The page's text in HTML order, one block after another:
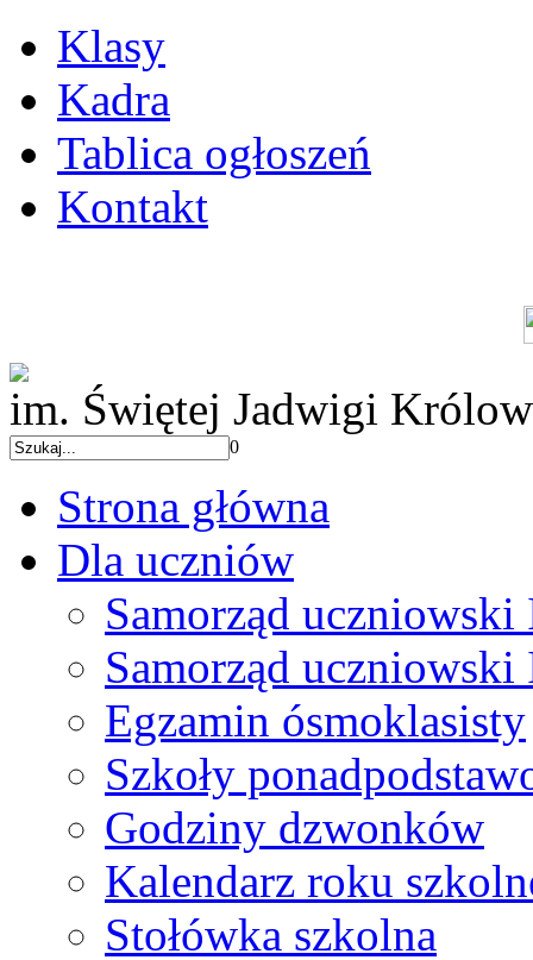
Klasy
Kadra
Tablica ogłoszeń
Kontakt
im. Świętej Jadwigi
0
Strona główna
Dla uczniów
Samorząd
Samorząd
Egzamin ósmoklasisty
Szkoły
Godziny dzwonków
Kalendarz roku
Stołówka szkolna